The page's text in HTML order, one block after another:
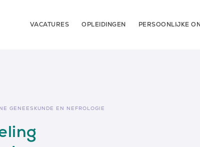
VACATURES OPLEIDINGEN PERSOONLIJKE
GENEESKUNDE EN NEFROLOGIE